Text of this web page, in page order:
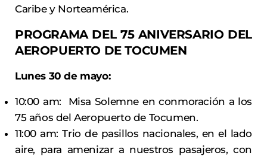
Caribe y Norteamérica.
PROGRAMA DEL 75 ANIVERSARIO DEL
AEROPUERTO DE TOCUMEN
Lunes 30 de mayo:
10:00 am: Misa Solemne en conmoración a los
75 años del Aeropuerto de Tocumen.
11:00 am: Trio de pasillos nacionales, en el lado
aire, para amenizar a nuestros pasajeros, con